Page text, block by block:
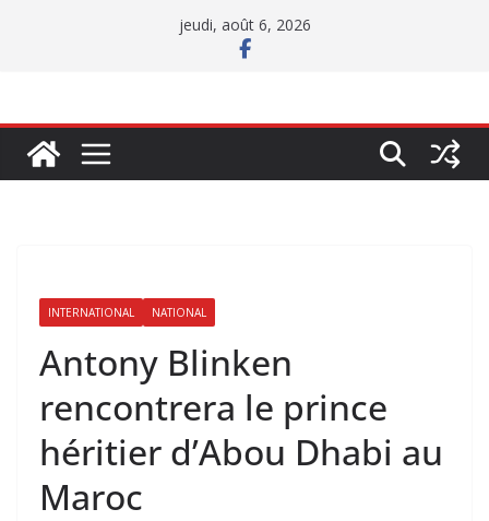
jeudi, août 6, 2026
INTERNATIONAL NATIONAL
Antony Blinken
rencontrera le prince
héritier d’Abou Dhabi au
Maroc